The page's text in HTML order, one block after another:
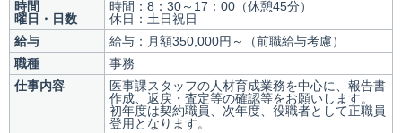
時間
曜日・日数
時間：8：30～17：00（休憩45分）
休日：土日祝日
給与
給与：月額350,000円～（前職給与考慮）
職種
事務
仕事内容
医事課スタッフの人材育成業務を中心に、報告書
作成、返戻・査定等の確認等をお願いします。
初年度は契約職員、次年度、役職者として正職員
登用となります。